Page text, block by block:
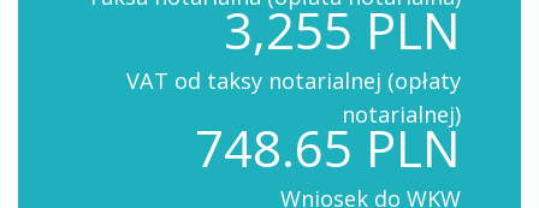
3,255 PLN
VAT od taksy notarialnej (opłaty
notarialnej)
748.65 PLN
Wniosek do WKW